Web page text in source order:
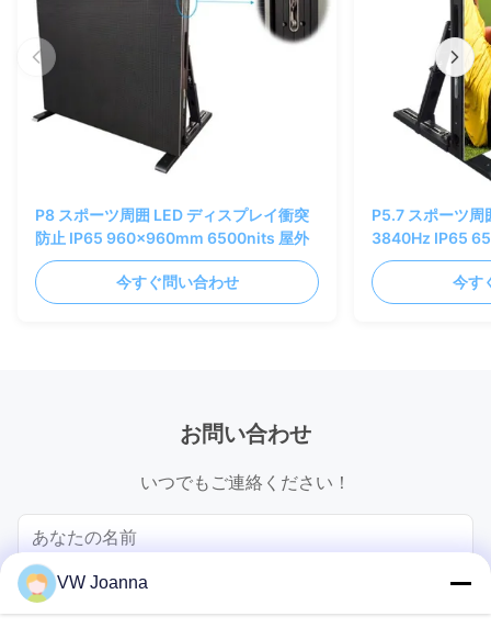
P8 スポーツ周囲 LED ディスプレイ衝突
防止 IP65 960x960mm 6500nits 屋外
今すぐ問い合わせ
P5.7 スポーツ周
3840Hz IP65
アルミニウム
今す
お問い合わせ
いつでもご連絡ください！
VW Joanna